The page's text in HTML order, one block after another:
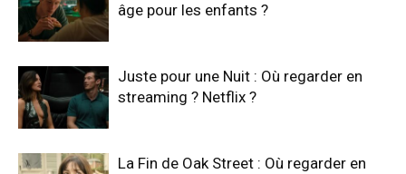
âge pour les enfants ?
Juste pour une Nuit : Où regarder en
streaming ? Netflix ?
La Fin de Oak Street : Où regarder en